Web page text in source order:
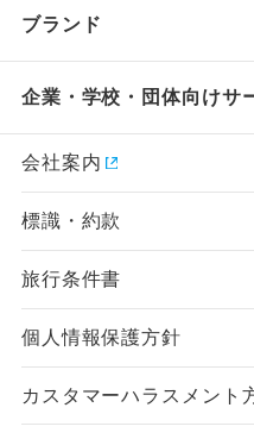
ブランド
企業・学校・団体向けサ
会社案内
標識・約款
旅行条件書
個人情報保護方針
カスタマーハラスメント